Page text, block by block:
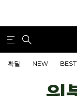
확딜 NEW BEST